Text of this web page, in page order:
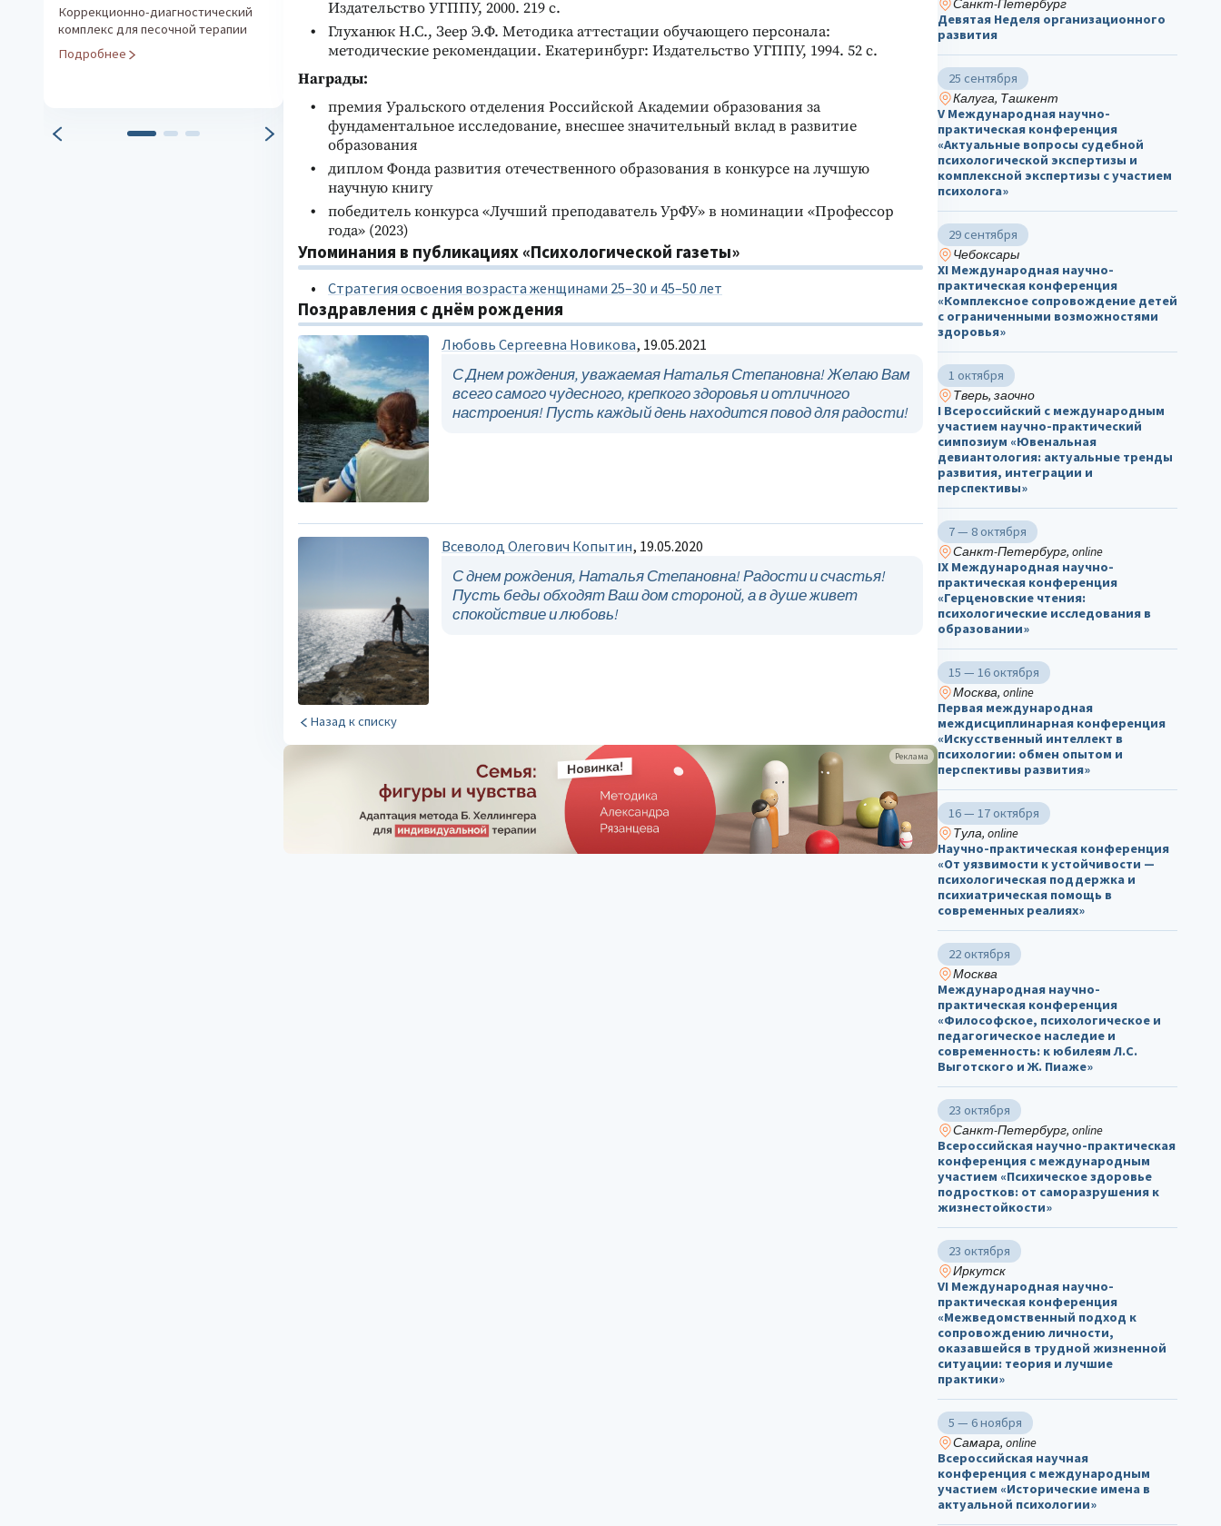
Издательство УГППУ, 2000. 219 с.
Глуханюк Н.С., Зеер Э.Ф. Методика аттестации обучающего персонала:
методические рекомендации. Екатеринбург: Издательство УГППУ, 1994. 52 с.
Награды:
премия Уральского отделения Российской Академии образования за
фундаментальное исследование, внесшее значительный вклад в развитие
образования
диплом Фонда развития отечественного образования в конкурсе на лучшую
научную книгу
победитель конкурса «Лучший преподаватель УрФУ» в номинации «Профессор
года» (2023)
Упоминания в публикациях «Психологической газеты»
Стратегия освоения возраста женщинами 25–30 и 45–50 лет
Поздравления с днём рождения
Любовь Сергеевна Новикова, 19.05.2021
С Днем рождения, уважаемая Наталья Степановна! Желаю Вам
всего самого чудесного, крепкого здоровья и отличного
настроения! Пусть каждый день находится повод для радости!
Всеволод Олегович Копытин, 19.05.2020
С днем рождения, Наталья Степановна! Радости и счастья!
Пусть беды обходят Ваш дом стороной, а в душе живет
спокойствие и любовь!
Назад к списку
Реклама
диагностический
песочной терапии
Пять простых шагов
Идиосинкратическая техника
снятия стресса и достижения
Эмоциональный арт-
конструктор
Диагностика и развитие
эмоциональной сферы
Санкт-Петербург
Девятая Неделя организационного
развития
25 сентября
Калуга, Ташкент
V Международная научно-
практическая конференция
«Актуальные вопросы судебной
психологической экспертизы и
комплексной экспертизы с участием
психолога»
29 сентября
Чебоксары
ХΙ Международная научно-
практическая конференция
«Комплексное сопровождение детей
с ограниченными возможностями
здоровья»
1 октября
Тверь, заочно
I Всероссийский с международным
участием научно-практический
симпозиум «Ювенальная
девиантология: актуальные тренды
развития, интеграции и
перспективы»
7 — 8 октября
Санкт-Петербург, online
IX Международная научно-
практическая конференция
«Герценовские чтения:
психологические исследования в
образовании»
15 — 16 октября
Москва, online
Первая международная
междисциплинарная конференция
«Искусственный интеллект в
психологии: обмен опытом и
перспективы развития»
16 — 17 октября
Тула, online
Научно-практическая конференция
«От уязвимости к устойчивости —
психологическая поддержка и
психиатрическая помощь в
современных реалиях»
22 октября
Москва
Международная научно-
практическая конференция
«Философское, психологическое и
педагогическое наследие и
современность: к юбилеям Л.С.
Выготского и Ж. Пиаже»
23 октября
Санкт-Петербург, online
Всероссийская научно-практическая
конференция с международным
участием «Психическое здоровье
подростков: от саморазрушения к
жизнестойкости»
23 октября
Иркутск
VI Международная научно-
практическая конференция
«Межведомственный подход к
сопровождению личности,
оказавшейся в трудной жизненной
ситуации: теория и лучшие
практики»
5 — 6 ноября
Самара, online
Всероссийская научная
конференция с международным
участием «Исторические имена в
актуальной психологии»